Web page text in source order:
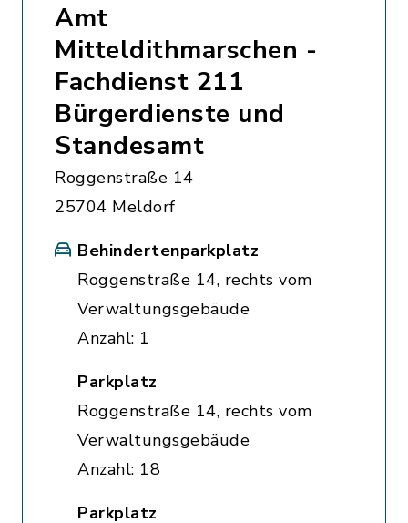
Amt
Mitteldithmarschen -
Fachdienst 211
Bürgerdienste und
Standesamt
Roggenstraße 14
25704 Meldorf
Behindertenparkplatz
Roggenstraße 14, rechts vom
Verwaltungsgebäude
Anzahl: 1
Parkplatz
Roggenstraße 14, rechts vom
Verwaltungsgebäude
Anzahl: 18
Parkplatz